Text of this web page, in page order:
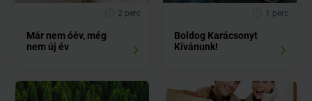
2 perc
Már nem óév, még
nem új év
1 perc
Boldog Karácsonyt
Kívánunk!